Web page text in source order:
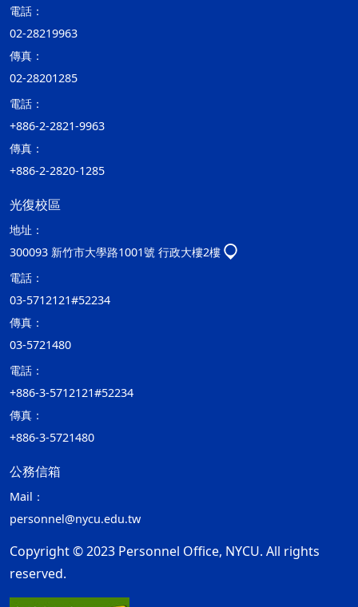
電話：
02-28219963
傳真：
02-28201285
電話：
+886-2-2821-9963
傳真：
+886-2-2820-1285
光復校區
地址：
300093 新竹市大學路1001號 行政大樓2樓
電話：
03-5712121#52234
傳真：
03-5721480
電話：
+886-3-5712121#52234
傳真：
+886-3-5721480
公務信箱
Mail：
personnel@nycu.edu.tw
Copyright © 2023 Personnel Office, NYCU. All rights
reserved.